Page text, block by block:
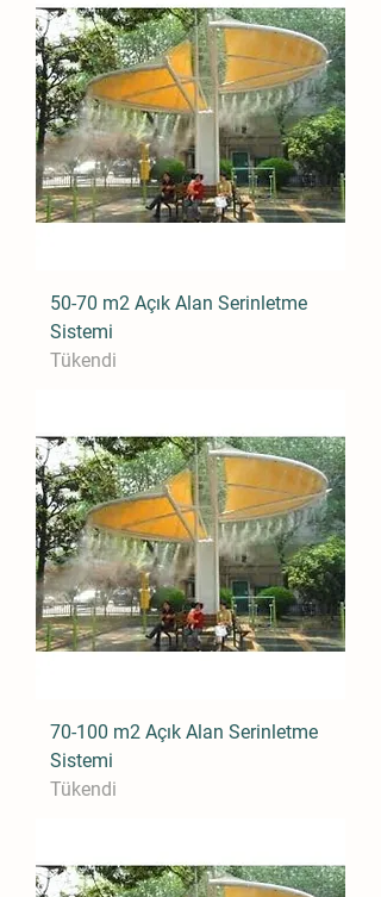
50-70 m2 Açık Alan Serinletme
Sistemi
Tükendi
70-100 m2 Açık Alan Serinletme
Sistemi
Tükendi